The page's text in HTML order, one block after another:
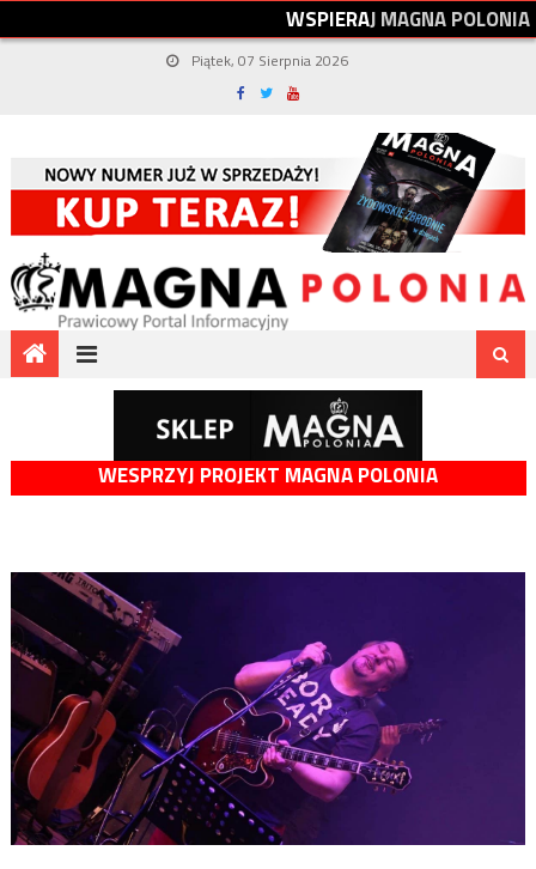
WSPIERAJMAGNAPOLONIA
Piątek, 07 Sierpnia 2026
WESPRZYJ PROJEKT MAGNA POLONIA